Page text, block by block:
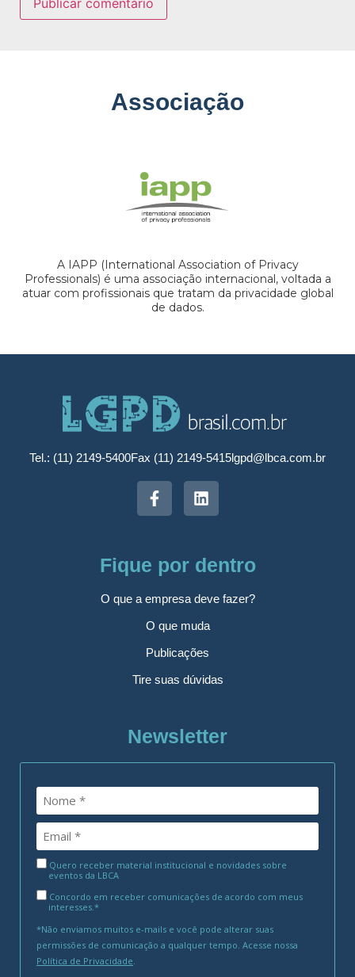
Associação
A IAPP (International Association of Privacy
Professionals) é uma associação internacional, voltada a
atuar com profissionais que tratam da privacidade global
de dados.
Tel.: (11) 2149-5400Fax (11) 2149-5415lgpd@lbca.com.br
Fique por dentro
O que a empresa deve fazer?
O que muda
Publicações
Tire suas dúvidas
Newsletter
Quero receber material institucional e novidades sobre
eventos da LBCA
Concordo em receber comunicações de acordo com meus
interesses.*
*Não enviamos muitos e-mails e você pode alterar suas
permissões de comunicação a qualquer tempo. Acesse nossa
Política de Privacidade.